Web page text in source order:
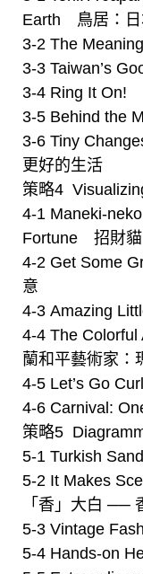
Earth 鳥居：日
3-2 The
3-3 Taiwan’s
3-4 Ring It On!
3-5 Behind the
3-6 Tiny
更好的生活
策略4
4-1 Maneki-
Fortune 招財貓
4-2 Get Some
意
4-3 Amazing
4-4 The
蘭和平藝術家：
4-5 Let’s Go
4-6 Carnival:
策略5
5-1 Turkish
5-2 It Makes
「香」大白 ──
5-3 Vintage
5-4 Hands-on